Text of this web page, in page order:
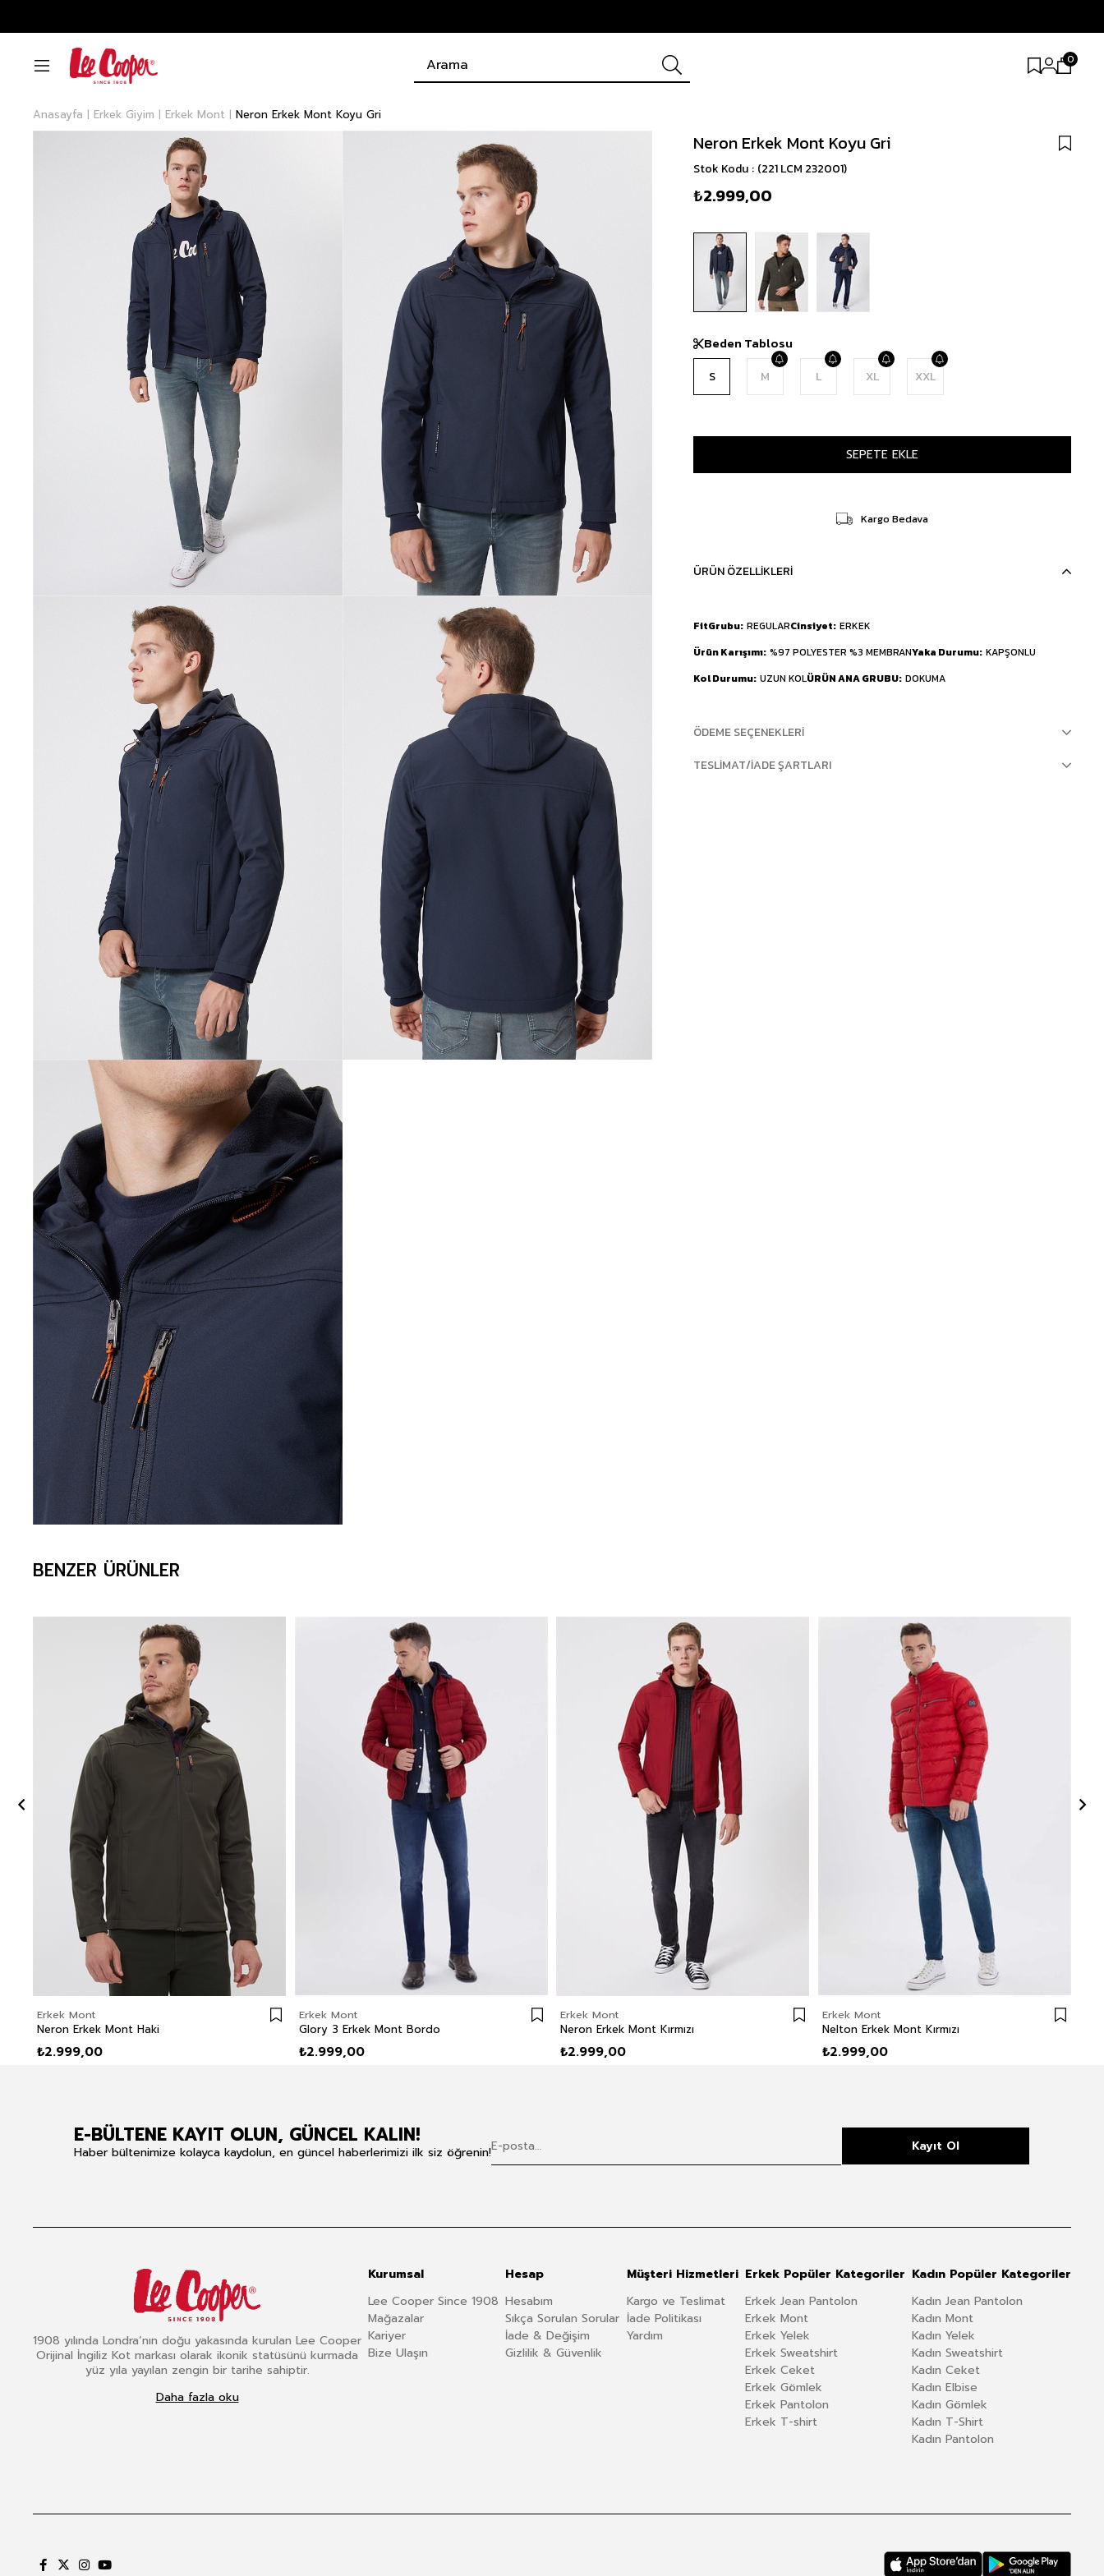
0
Anasayfa Erkek Giyim Erkek Mont Neron Erkek Mont Koyu Gri
Neron Erkek Mont Koyu Gri
Stok Kodu (221 LCM 232001)
₺2.999,00
Beden Tablosu
S M L XL XXL
Kargo Bedava
ÜRÜN ÖZELLIKLERI
FitGrubu REGULARCinsiyet ERKEK
Ürün Karışımı %97 POLYESTER %3 MEMBRANYaka Durumu KAPŞONLU
Kol Durumu UZUN KOLÜRÜN ANA GRUBU DOKUMA
ÖDEME SEÇENEKLERI
TESLIMAT/İADE ŞARTLARI
BENZER ÜRÜNLER
Erkek Mont
Neron Erkek Mont Haki
₺2.999,00
Erkek Mont
Glory 3 Erkek Mont Bordo
₺2.999,00
Erkek Mont
Neron Erkek Mont Kırmızı
₺2.999,00
Erkek Mont
Nelton Erkek Mont Kırmızı
₺2.999,00
E-BÜLTENE KAYIT OLUN, GÜNCEL KALIN!
Haber bültenimize kolayca kaydolun, en güncel haberlerimizi ilk siz öğrenin! Kayıt Ol
1908 yılında Londra’nın doğu yakasında kurulan Lee Cooper
Orijinal İngiliz Kot markası olarak ikonik statüsünü kurmada
yüz yıla yayılan zengin bir tarihe sahiptir.
Daha fazla oku
Kurumsal
Lee Cooper Since 1908
Mağazalar
Kariyer
Bize Ulaşın
Hesap
Hesabım
Sıkça Sorulan Sorular
İade & Değişim
Gizlilik & Güvenlik
Müşteri Hizmetleri
Kargo ve Teslimat
İade Politikası
Yardım
Erkek Popüler Kategoriler
Erkek Jean Pantolon
Erkek Mont
Erkek Yelek
Erkek Sweatshirt
Erkek Ceket
Erkek Gömlek
Erkek Pantolon
Erkek T-shirt
Kadın Popüler Kategoriler
Kadın Jean Pantolon
Kadın Mont
Kadın Yelek
Kadın Sweatshirt
Kadın Ceket
Kadın Elbise
Kadın Gömlek
Kadın T-Shirt
Kadın Pantolon